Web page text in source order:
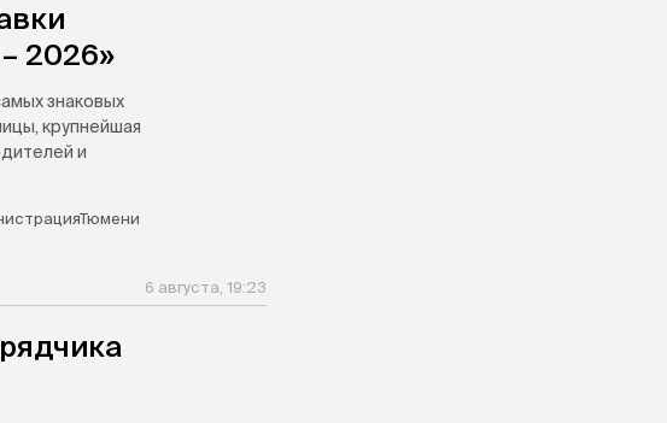
2026»
знаковых
крупнейшая
и
6 августа, 19:23